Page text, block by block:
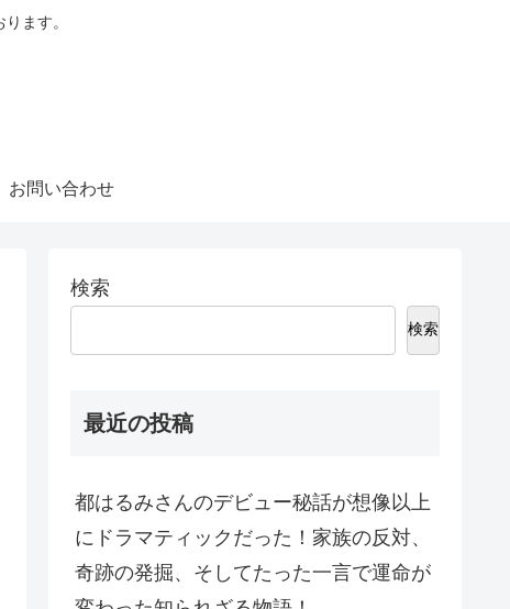
ます。
お問い合わせ
検索
検索
最近の投稿
都はるみさんのデビュー秘話が想像以上
にドラマティックだった！家族の反対、
奇跡の発掘、そしてたった一言で運命が